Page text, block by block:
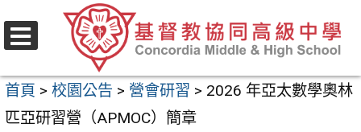
至
要
內
首頁 > 校園公告 > 營會研習 > 2026 年亞太數學奧林
匹亞研習營（APMOC）簡章
選
單